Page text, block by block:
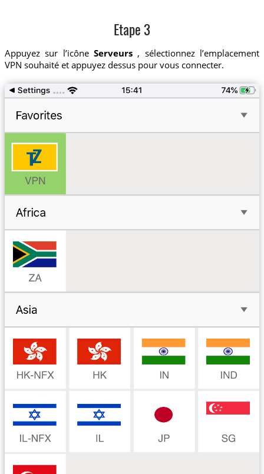
Etape 3
Appuyez sur l’icône Serveurs , sélectionnez l’emplacement
VPN souhaité et appuyez dessus pour vous connecter.